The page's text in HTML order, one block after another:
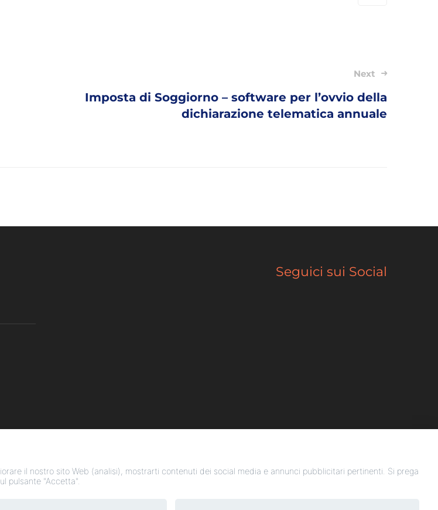
Next
Imposta di Soggiorno – software per l’ovvio della
dichiarazione telematica annuale
Seguici sui Social
il nostro sito Web (analisi), mostrarti contenuti dei social media e annunci pubblicitari pertinenti. Si prega
pulsante "Accetta".